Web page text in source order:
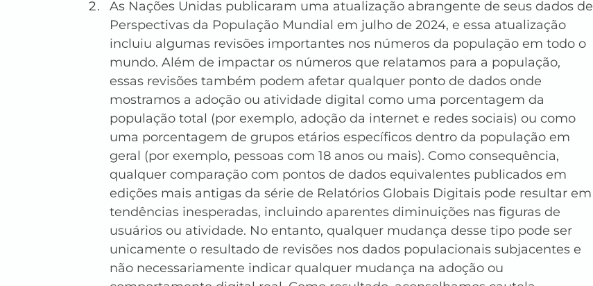
As Nações Unidas publicaram uma atualização abrangente de seus dados de
Perspectivas da População Mundial em julho de 2024, e essa atualização
incluiu algumas revisões importantes nos números da população em todo o
mundo. Além de impactar os números que relatamos para a população,
essas revisões também podem afetar qualquer ponto de dados onde
mostramos a adoção ou atividade digital como uma porcentagem da
população total (por exemplo, adoção da internet e redes sociais) ou como
uma porcentagem de grupos etários específicos dentro da população em
geral (por exemplo, pessoas com 18 anos ou mais). Como consequência,
qualquer comparação com pontos de dados equivalentes publicados em
edições mais antigas da série de Relatórios Globais Digitais pode resultar em
tendências inesperadas, incluindo aparentes diminuições nas figuras de
usuários ou atividade. No entanto, qualquer mudança desse tipo pode ser
unicamente o resultado de revisões nos dados populacionais subjacentes e
não necessariamente indicar qualquer mudança na adoção ou